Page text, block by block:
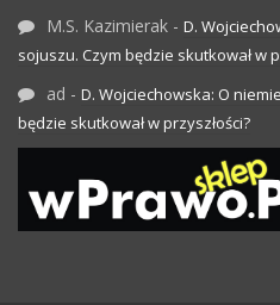
M.S. Kazimierak - D.
sojuszu. Czym będzie skutkował w
ad - D. Wojciechowska: O
będzie skutkował w przyszłości?